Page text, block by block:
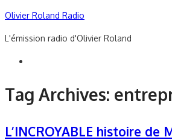
Skip
content
Olivier Roland Radio
L'émission radio d'Olivier Roland
Tag Archives:
L’INCROYABLE histoire de